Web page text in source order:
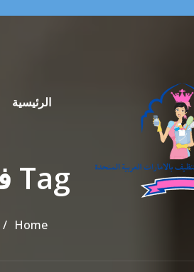
الرئيسية
Tag فلبينيات بالساعة في عجمان
Home